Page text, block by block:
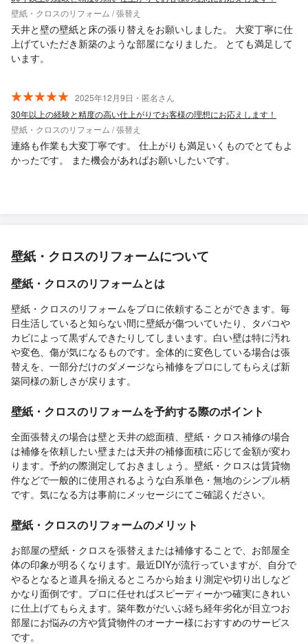
壁紙・クロスのリフォーム / 張替え
天井と壁の壁紙と床の張り替えをお願いしました。 大変丁寧に仕
上げていただき新築のような部屋になりました。 とても満足して
います。
2025年12月9日・匿名さん
30年以上の経験と精度の高い仕上がりでお客様の理想にお応えします！
壁紙・クロスのリフォーム / 張替え
連絡も作業も大変丁寧です。 仕上がりも満足いくものでとてもよ
かったです。 また機会があればお願いしたいです。
壁紙・クロスのリフォームについて
壁紙・クロスのリフォームとは
壁紙・クロスのリフォームをプロに依頼することができます。毎
日生活していると知らない間に壁紙が傷ついていたり、タバコや
カビによって黒ずんできたりしてしまいます。白い壁は特に汚れ
や変色、傷が気になるものです。全体的に変色している場合は張
替えを、一部分だけのダメージなら補修をプロにしてもらえば新
築同様の新しさが戻ります。
壁紙・クロスのリフォームを予約する際のポイント
全面張替えの場合は壁と天井の総面積、壁紙・クロス補修の場合
は補修を依頼したい壁または天井の補修面積に応じて金額が変わ
ります。予約の際測定しておきましょう。壁紙・クロスは賃貸物
件などで一般的に使用されるような白系単色・無地のシンプル柄
です。気になる方は事前にメッセージにてご確認ください。
壁紙・クロスのリフォームのメリット
お部屋の壁紙・クロスを張替えまたは補修することで、お部屋全
体の印象が明るくなります。最近DIYが流行っていますが、自分で
やるとなると道具を揃えるところから始まり測定や切り出しなど
かなり面倒です。プロに任せればスピーディーかつ確実にきれい
に仕上げてもらえます。築年数がだいぶ経ち経年劣化が目立つお
部屋にお悩みの方や賃貸物件のオーナー様におすすめのサービス
です。